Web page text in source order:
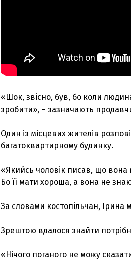
«Шок, звісно, був, бо коли
зробити», – зазначають
Один із місцевих жителів
багатоквартирному будинку.
«Якийсь чоловік писав, що вона
Бо її мати хороша, а вона не
За словами костопільчан, Ірина
Зрештою вдалося знайти
«Нічого поганого не можу